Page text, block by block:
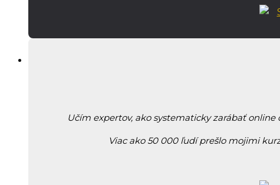
Učím expertov, ako systematicky zarábať
Viac ako 50 000 ľudí prešlo mojimi